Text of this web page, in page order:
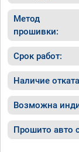
Метод
прошивки:
Срок работ:
Наличие
Возможна
Прошито авто